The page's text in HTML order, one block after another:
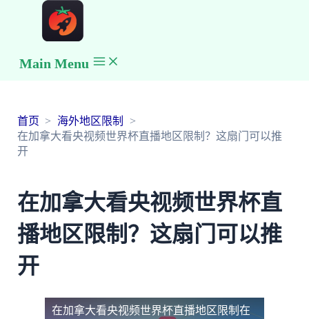
Main Menu
首页
海外地区限制
在加拿大看央视频世界杯直播地区限制？这扇门可以推
开
在加拿大看央视频世界杯直
播地区限制？这扇门可以推
开
在加拿大看央视频世界杯直播地区限制 在